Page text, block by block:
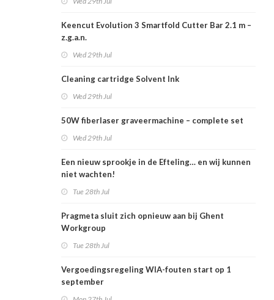
Keencut Evolution 3 Smartfold Cutter Bar 2.1 m –
z.g.a.n.
Wed 29th Jul
Cleaning cartridge Solvent Ink
Wed 29th Jul
50W fiberlaser graveermachine – complete set
Wed 29th Jul
Een nieuw sprookje in de Efteling… en wij kunnen
niet wachten!
Tue 28th Jul
Pragmeta sluit zich opnieuw aan bij Ghent
Workgroup
Tue 28th Jul
Vergoedingsregeling WIA-fouten start op 1
september